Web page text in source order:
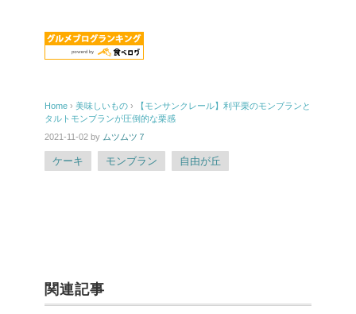
Home › 美味しいもの ›
【モンサンクレール】利平栗のモンブランと
タルトモンブランが圧倒的な栗感
2021-11-02 by ムツムツ７
ケーキ モンブラン 自由が丘
関連記事